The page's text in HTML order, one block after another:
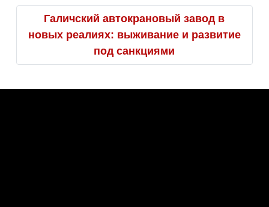
Галичский автокрановый завод в
новых реалиях: выживание и развитие
под санкциями